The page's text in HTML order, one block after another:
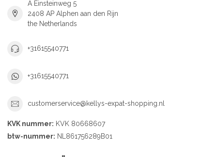
A Einsteinweg 5
2408 AP Alphen aan den Rijn
the Netherlands
+31615540771
+31615540771
customerservice@kellys-expat-shopping.nl
KVK nummer: KVK 80668607
btw-nummer: NL861756289B01